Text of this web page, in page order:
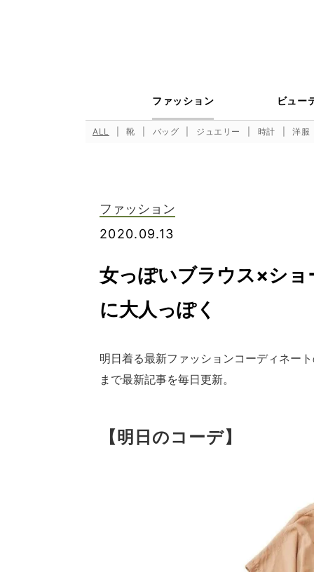
ファッション ビュー
ALL 靴 バッグ ジュエリー 時計 洋服
ファッション
2020.09.13
女っぽいブラウス×シ
に大人っぽく
明日着る最新ファッションコーディネー
まで最新記事を毎日更新。
【明日のコーデ】